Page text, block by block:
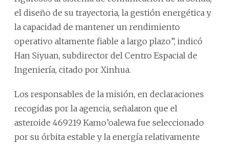
el diseño de su trayectoria, la gestión energética y
la capacidad de mantener un rendimiento
operativo altamente fiable a largo plazo”, indicó
Han Siyuan, subdirector del Centro Espacial de
Ingeniería, citado por Xinhua.
Los responsables de la misión, en declaraciones
recogidas por la agencia, señalaron que el
asteroide 469219 Kamo’oalewa fue seleccionado
por su órbita estable y la energía relativamente